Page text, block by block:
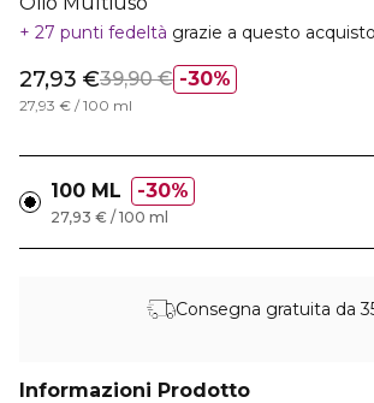
27 punti fedeltà grazie a questo acquisto
30%
27,93 €39,90 €
27,93 € / 100 ml
100 ML 30%
27,93 € / 100 ml
Consegna gratuita da
Informazioni Prodotto